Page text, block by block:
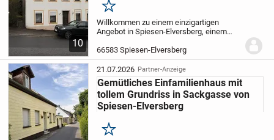
10
Merken
Willkommen zu einem einzigartigen
Angebot in Spiesen-Elversberg, einem
Potenzial. Das im Jahr 1901 erbaute Haus
besticht durch historische Elemente und
bietet...
66583 Spiesen-Elversberg
21.07.2026 Partner-Anzeige
Gemütliches Einfamilienhaus mit
tollem Grundriss in Sackgasse von
Spiesen-Elversberg
Merken